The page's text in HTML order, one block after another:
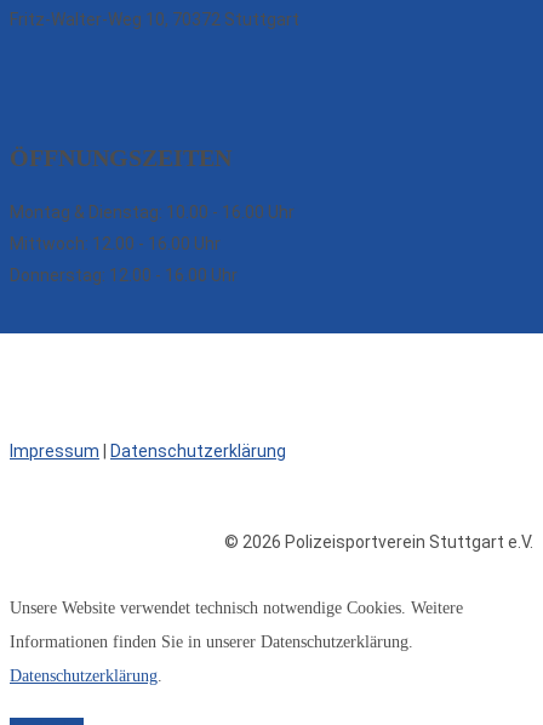
Fritz-Walter-Weg 10, 70372 Stuttgart
ÖFFNUNGSZEITEN
Montag & Dienstag: 10.00 - 16.00 Uhr
Mittwoch: 12.00 - 16.00 Uhr
Donnerstag: 12.00 - 16.00 Uhr
Impressum Datenschutzerklärung
© 2026 Polizeisportverein Stuttgart e.V.
Unsere Website verwendet technisch notwendige Cookies. Weitere
Informationen finden Sie in unserer Datenschutzerklärung.
Datenschutzerklärung.